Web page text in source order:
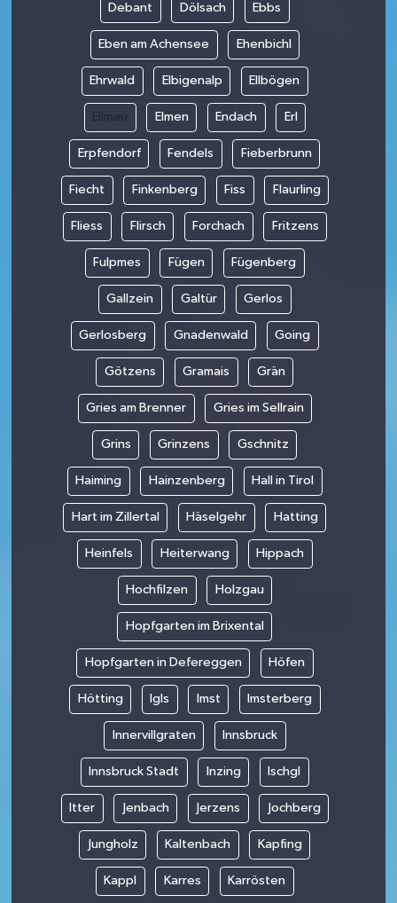
Debant Dölsach Ebbs
Eben am Achensee Ehenbichl
Ehrwald Elbigenalp Ellbögen
Ellmau Elmen Endach Erl
Erpfendorf Fendels Fieberbrunn
Fiecht Finkenberg Fiss Flaurling
Fliess Flirsch Forchach Fritzens
Fulpmes Fügen Fügenberg
Gallzein Galtür Gerlos
Gerlosberg Gnadenwald Going
Götzens Gramais Grän
Gries am Brenner Gries im Sellrain
Grins Grinzens Gschnitz
Haiming Hainzenberg Hall in Tirol
Hart im Zillertal Häselgehr Hatting
Heinfels Heiterwang Hippach
Hochfilzen Holzgau
Hopfgarten im Brixental
Hopfgarten in Defereggen Höfen
Hötting Igls Imst Imsterberg
Innervillgraten Innsbruck
Innsbruck Stadt Inzing Ischgl
Itter Jenbach Jerzens Jochberg
Jungholz Kaltenbach Kapfing
Kappl Karres Karrösten